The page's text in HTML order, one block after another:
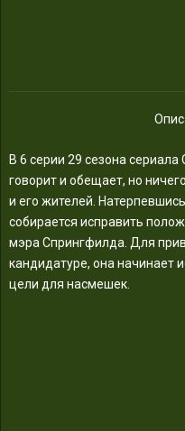
В 6 серии 29 сезона
говорит и обещает, но
и его жителей.
собирается исправить
мэра Спрингфилда. Для
кандидатуре, она начинает
цели для насмешек.